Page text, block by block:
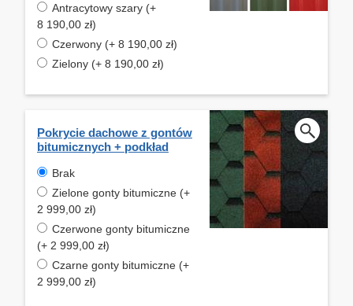
Antracytowy szary (+
8 190,00 zł)
Czerwony (+ 8 190,00 zł)
Zielony (+ 8 190,00 zł)
Pokrycie dachowe z gontów
bitumicznych + podkład
Brak
Zielone gonty bitumiczne (+
2 999,00 zł)
Czerwone gonty bitumiczne
(+ 2 999,00 zł)
Czarne gonty bitumiczne (+
2 999,00 zł)